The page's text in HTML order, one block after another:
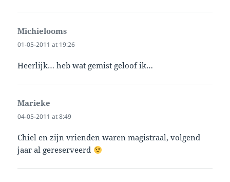
Michielooms
01-05-2011 at 19:26
Heerlijk… heb wat gemist geloof ik…
Marieke
04-05-2011 at 8:49
Chiel en zijn vrienden waren magistraal, volgend
jaar al gereserveerd